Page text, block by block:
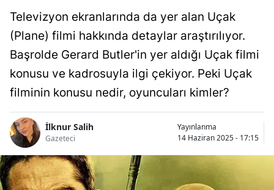
Televizyon ekranlarında da yer alan Uçak
(Plane) filmi hakkında detaylar araştırılıyor.
Başrolde Gerard Butler'in yer aldığı Uçak filmi
konusu ve kadrosuyla ilgi çekiyor. Peki Uçak
filminin konusu nedir, oyuncuları kimler?
İlknur Salih
Gazeteci
Yayınlanma
14 Haziran 2025 - 17:15